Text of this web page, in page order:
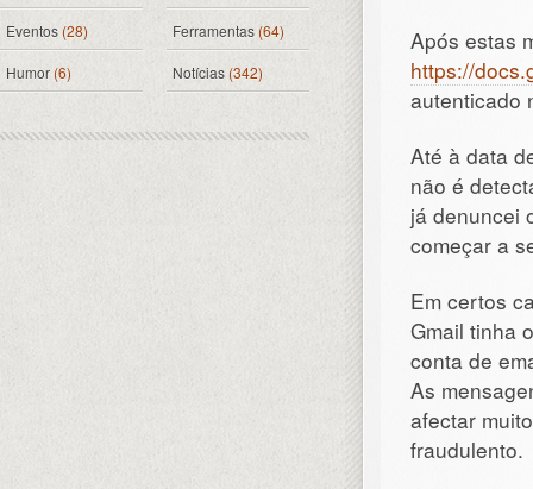
Após estas
https://
autenticado
Até à data
não é
já denuncei
começar a
Em certos
Gmail tinha
conta de
As
afectar
fraudulento.
Eventos (28) Ferramentas (64)
Humor (6) Notícias (342)